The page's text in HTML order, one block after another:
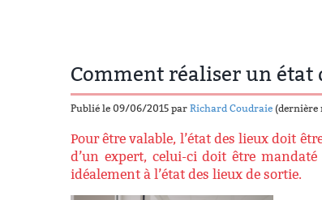
Comment réaliser un état
Publié le 09/06/2015 par Richard Coudraie (dernière
Pour être valable, l’état des lieux doit
d’un expert, celui-ci doit être
idéalement à l’état des lieux de sortie.